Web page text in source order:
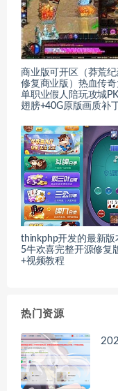
商业版可开区（莽荒
修复商业版）热血传奇
单职业假人陪玩攻城
翅膀+40G原版画质补丁
thinkphp开发的最新版
5牛欢喜完整开源修复
+视频教程
热门资源